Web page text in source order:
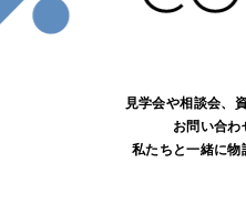
見学会や相談会、
お問い合わ
私たちと一緒に物